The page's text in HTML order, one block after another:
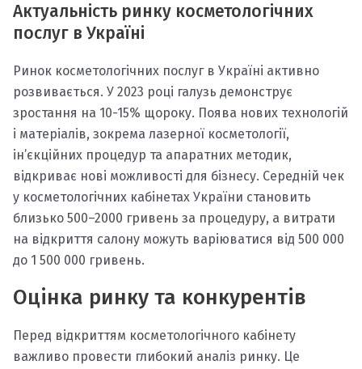
Актуальність ринку косметологічних
послуг в Україні
Ринок косметологічних послуг в Україні активно
розвивається. У 2023 році галузь демонструє
зростання на 10-15% щороку. Поява нових технологій
і матеріалів, зокрема лазерної косметології,
ін’єкційних процедур та апаратних методик,
відкриває нові можливості для бізнесу. Середній чек
у косметологічних кабінетах України становить
близько 500–2000 гривень за процедуру, а витрати
на відкриття салону можуть варіюватися від 500 000
до 1 500 000 гривень.
Оцінка ринку та конкурентів
Перед відкриттям косметологічного кабінету
важливо провести глибокий аналіз ринку. Це